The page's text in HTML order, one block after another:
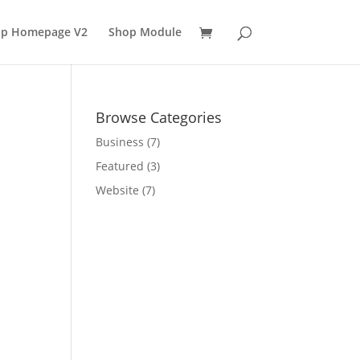
Homepage V2 Shop Module
Browse Categories
Business (7)
Featured (3)
Website (7)